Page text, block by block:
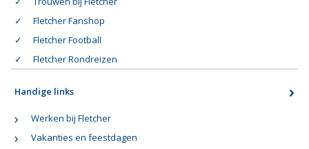
Fletcher Fanshop
Fletcher Football
Fletcher Rondreizen
Handige links
Werken bij Fletcher
Vakanties en feestdagen